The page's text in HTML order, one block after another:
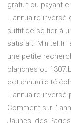
gratuit ou payant
L'annuaire inversé
suffit de se fier à
satisfait. Minitel.fr
une petite
blanches ou
cet annuaire
L'annuaire
Comment sur l'
Jaunes, des